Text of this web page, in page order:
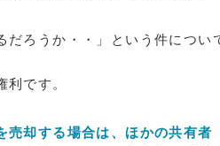
だろうか・・」という件につい
です。
売却する場合は、ほかの共有者